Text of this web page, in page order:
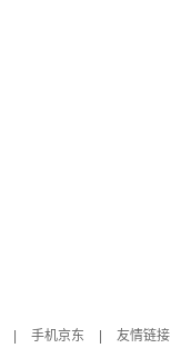
手机京东 友情链接